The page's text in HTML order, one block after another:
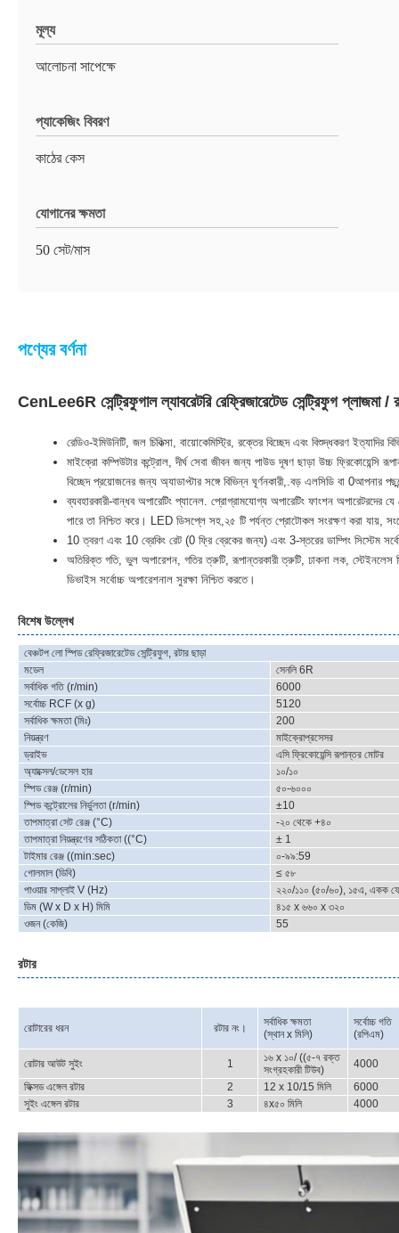
মূল্য
আলোচনা সাপেক্ষে
প্যাকেজিং বিবরণ
কাঠের কেস
যোগানের ক্ষমতা
50 সেট/মাস
পণ্যের বর্ণনা
CenLee6R সেন্ট্রিফুগাল ল্যাবরেটরি রেফ্রিজারেটেড সেন্ট্রিফুগ প্লাজমা /
রেডিও-ইমিউনিটি, জল চিকিত্সা, বায়োকেমিস্ট্রি, রক্তের বিচ্ছেদ এবং বিশুদ্ধকরণ
মাইক্রো কম্পিউটার কন্ট্রোল, দীর্ঘ সেবা জীবন জন্য পাউড দূষণ ছাড়া উচ্চ ফ্রিকোয়েন্সি
বিচ্ছেদ প্রয়োজনের জন্য অ্যাডাপ্টার সঙ্গে বিভিন্ন ঘূর্ণনকারী,.বড় এলসিডি বা 0আপনার
ব্যবহারকারী-বান্ধব অপারেটিং প্যানেল. প্রোগ্রামযোগ্য অপারেটিং ফাংশন
পারে তা নিশ্চিত করে। LED ডিসপ্লে সহ,২৫ টি পর্যন্ত প্রোটোকল সংরক্ষণ করা যায়,
10 ত্বরণ এবং 10 ব্রেকিং রেট (0 ফ্রি ব্রেকের জন্য) এবং 3-স্তরের ডাম্পিং সিস্টেম
অতিরিক্ত গতি, ভুল অপারেশন, গতির ত্রুটি, রূপান্তরকারী ত্রুটি, ঢাকনা লক, স্টেইনলেস
ডিভাইস সর্বোচ্চ অপারেশনাল সুরক্ষা নিশ্চিত করতে।
বিশেষ উল্লেখ
বেঞ্চটপ লো স্পিড রেফ্রিজারেটেড সেন্ট্রিফুগ, রটার ছাড়া
মডেল
সেনলি 6R
সর্বাধিক গতি (r/min)
6000
সর্বোচ্চ RCF (x g)
5120
সর্বাধিক ক্ষমতা (মিঃ)
200
নিয়ন্ত্রণ
মাইক্রোপ্রসেসর
ড্রাইভ
এসি ফ্রিকোয়েন্সি রূপান্তর মোটর
অ্যাক্সেল/ডেসেল হার
১০/১০
স্পিড রেঞ্জ (r/min)
৫০-৬০০০
স্পিড কন্ট্রোলের নির্ভুলতা (r/min)
±10
তাপমাত্রা সেট রেঞ্জ (°C)
-২০ থেকে +৪০
তাপমাত্রা নিয়ন্ত্রণের সঠিকতা ((°C)
± 1
টাইমার রেঞ্জ ((min:sec)
০-৯৯:59
গোলমাল (ডিবি)
≤ ৫৮
পাওয়ার সাপ্লাই V (Hz)
২২০/১১০ (৫০/৬০), ১৫এ, একক
ডিম (W x D x H) মিমি
৪১৫ x ৬৬০ x ৩২০
ওজন (কেজি)
55
রটার
রোটারের ধরন রটার নং।
সর্বাধিক ক্ষমতা
(স্থান x মিলি)
সর্বোচ্চ গতি
(রপিএম)
রোটার আউট সুইং 1
১৬ x ১০/ ((৫-৭ রক্ত
সংগ্রহকারী টিউব)
4000
ফিক্সড এঙ্গেল রটার
2 12 x 10/15 মিলি
6000
সুইং এঙ্গেল রটার
3 ৪x৫০ মিলি 4000